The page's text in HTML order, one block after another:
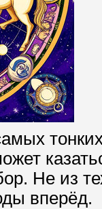
Не из
вперёд.